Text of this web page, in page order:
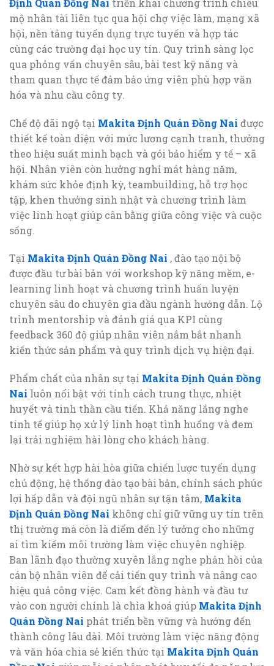
Định Quán Đồng Nai triển khai chương trình chiêu
mộ nhân tài liên tục qua hội chợ việc làm, mạng xã
hội, nền tảng tuyển dụng trực tuyến và hợp tác
cùng các trường đại học uy tín. Quy trình sàng lọc
qua phỏng vấn chuyên sâu, bài test kỹ năng và
tham quan thực tế đảm bảo ứng viên phù hợp văn
hóa và nhu cầu công ty.
Chế độ đãi ngộ tại Makita Định Quán Đồng Nai được
thiết kế toàn diện với mức lương cạnh tranh, thưởng
theo hiệu suất minh bạch và gói bảo hiểm y tế – xã
hội. Nhân viên còn hưởng nghỉ mát hàng năm,
khám sức khỏe định kỳ, teambuilding, hỗ trợ học
tập, khen thưởng sinh nhật và chương trình làm
việc linh hoạt giúp cân bằng giữa công việc và cuộc
sống.
Tại Makita Định Quán Đồng Nai , đào tạo nội bộ
được đầu tư bài bản với workshop kỹ năng mềm, e-
learning linh hoạt và chương trình huấn luyện
chuyên sâu do chuyên gia đầu ngành hướng dẫn. Lộ
trình mentorship và đánh giá qua KPI cùng
feedback 360 độ giúp nhân viên nắm bắt nhanh
kiến thức sản phẩm và quy trình dịch vụ hiện đại.
Phẩm chất của nhân sự tại Makita Định Quán Đồng
Nai luôn nổi bật với tính cách trung thực, nhiệt
huyết và tinh thần cầu tiến. Khả năng lắng nghe
tinh tế giúp họ xử lý linh hoạt tình huống và đem
lại trải nghiệm hài lòng cho khách hàng.
Nhờ sự kết hợp hài hòa giữa chiến lược tuyển dụng
chủ động, hệ thống đào tạo bài bản, chính sách phúc
lợi hấp dẫn và đội ngũ nhân sự tận tâm, Makita
Định Quán Đồng Nai không chỉ giữ vững uy tín trên
thị trường mà còn là điểm đến lý tưởng cho những
ai tìm kiếm môi trường làm việc chuyên nghiệp.
Ban lãnh đạo thường xuyên lắng nghe phản hồi của
cán bộ nhân viên để cải tiến quy trình và nâng cao
hiệu quả công việc. Cam kết đồng hành và đầu tư
vào con người chính là chìa khoá giúp Makita Định
Quán Đồng Nai phát triển bền vững và hướng đến
thành công lâu dài. Môi trường làm việc năng động
và văn hóa chia sẻ kiến thức tại Makita Định Quán